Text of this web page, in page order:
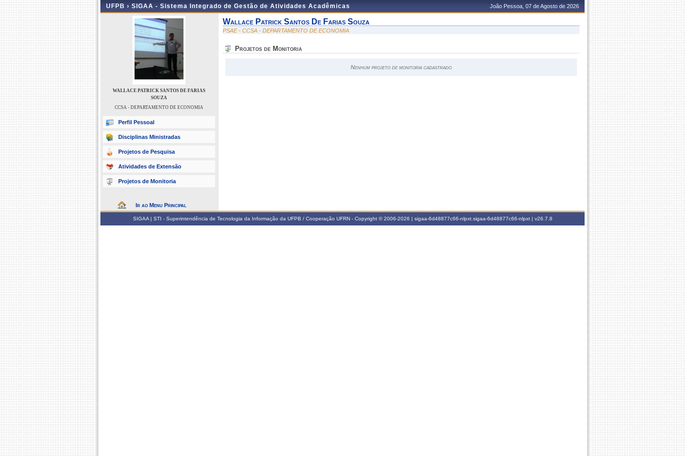
UFPB › SIGAA - Sistema Integrado de Gestão de Atividades Acadêmicas João Pessoa, 07 de Agosto de 2026
WALLACE PATRICK SANTOS DE FARIAS
SOUZA
CCSA - DEPARTAMENTO DE ECONOMIA
Perfil Pessoal
Disciplinas Ministradas
Projetos de Pesquisa
Atividades de Extensão
Projetos de Monitoria
Ir ao Menu Principal
Wallace Patrick Santos De Farias Souza
PSAE - CCSA - DEPARTAMENTO DE ECONOMIA
Projetos de Monitoria
Nenhum projeto de monitoria cadastrado
SIGAA | STI - Superintendência de Tecnologia da Informação da UFPB / Cooperação UFRN - Copyright © 2006-2026 | sigaa-6d48877c66-nlpxt.sigaa-6d48877c66-nlpxt | v26.7.8